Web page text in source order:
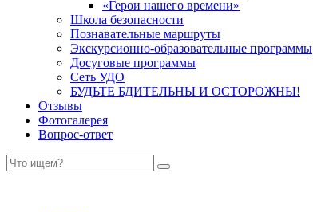
«Герои нашего времени»
Школа безопасности
Познавательные маршруты
Экскурсионно-образовательные программы
Досуговые программы
Сеть УДО
БУДЬТЕ БДИТЕЛЬНЫ И ОСТОРОЖНЫ!
Отзывы
Фотогалерея
Вопрос-ответ